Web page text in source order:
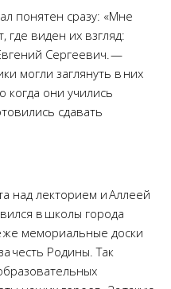
понятен сразу: «Мне
виден их взгляд:
Сергеевич. —
могли заглянуть в них
когда они учились
сдавать
над лекторием и Аллеей
в школы города
же мемориальные доски
честь Родины. Так